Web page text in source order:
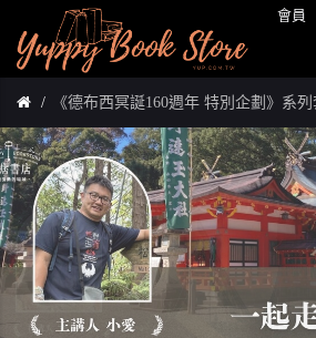
會員
《德布西冥誕160週年 特別企劃》系